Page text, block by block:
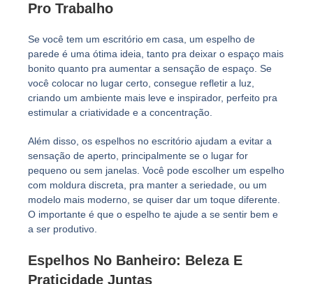
Pro Trabalho
Se você tem um escritório em casa, um espelho de
parede é uma ótima ideia, tanto pra deixar o espaço mais
bonito quanto pra aumentar a sensação de espaço. Se
você colocar no lugar certo, consegue refletir a luz,
criando um ambiente mais leve e inspirador, perfeito pra
estimular a criatividade e a concentração.
Além disso, os espelhos no escritório ajudam a evitar a
sensação de aperto, principalmente se o lugar for
pequeno ou sem janelas. Você pode escolher um espelho
com moldura discreta, pra manter a seriedade, ou um
modelo mais moderno, se quiser dar um toque diferente.
O importante é que o espelho te ajude a se sentir bem e
a ser produtivo.
Espelhos No Banheiro: Beleza E
Praticidade Juntas